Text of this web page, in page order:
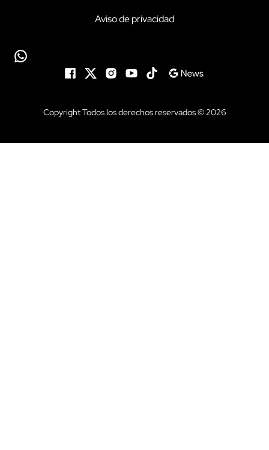
Aviso de privacidad
Copyright Todos los derechos reservados © 2026